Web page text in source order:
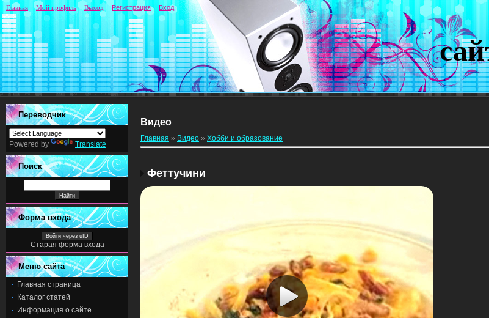
Главная Мой профиль Выход Регистрация Вход
Переводчик
Powered by Translate
Поиск
Форма входа
Войти через uID
Старая форма входа
Меню сайта
Главная страница
Каталог статей
Информация о сайте
Видео
Главная » Видео » Хобби и образование
Феттучини